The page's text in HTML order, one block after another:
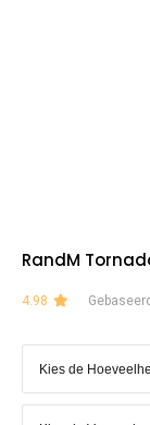
RandM
4.98